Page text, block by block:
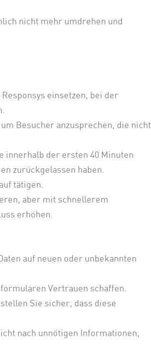
nicht mehr umdrehen und
einsetzen, bei der
Besucher anzusprechen, die nicht
innerhalb der ersten 40 Minuten
zurückgelassen haben.
tätigen.
aber mit schnellerem
erhöhen.
auf neuen oder unbekannten
Vertrauen schaffen.
Sie sicher, dass diese
nach unnötigen Informationen,